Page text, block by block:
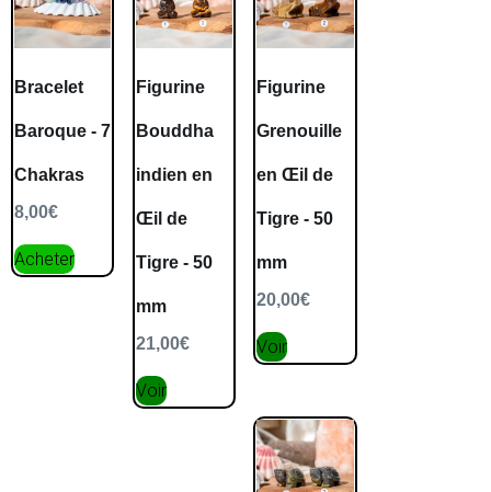
Bracelet
Baroque - 7
Chakras
8,00€
Acheter
Figurine
Bouddha
indien en
Œil de
Tigre - 50
mm
21,00€
Voir
Figurine
Grenouille
en Œil de
Tigre - 50
mm
20,00€
Voir